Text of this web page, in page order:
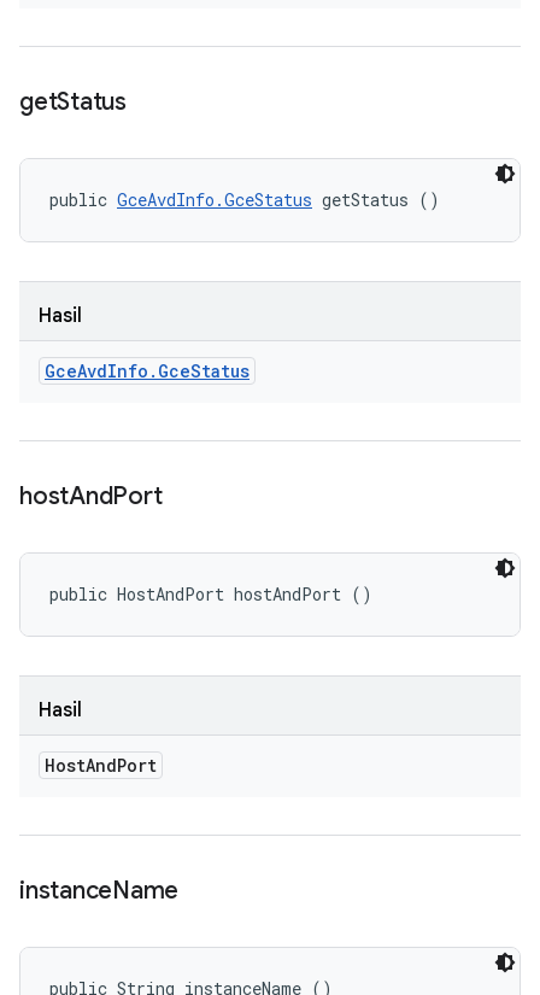
getStatus
public GceAvdInfo.GceStatus getStatus ()
Hasil
GceAvdInfo . GceStatus
hostAndPort
public HostAndPort hostAndPort ()
Hasil
HostAndPort
instanceName
public String instanceName ()